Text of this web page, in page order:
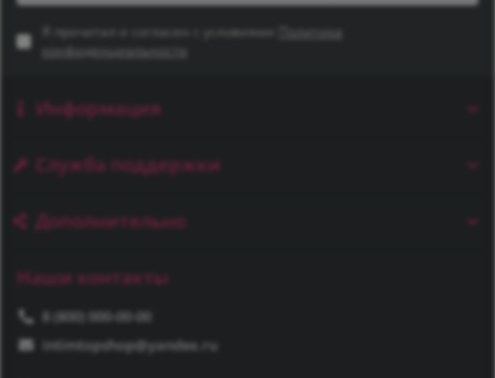
Я прочитал и согласен с условиями
Политика
конфиденциальности
Информация
Служба поддержки
Дополнительно
Наши контакты
8 (800) 000-00-00
intimtopshop@yandex.ru